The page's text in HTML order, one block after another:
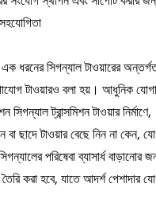
ধরনের সিগন্যাল টাওয়ারের
টাওয়ারও বলা হয়। আধুনিক
ট্রান্সমিশন টাওয়ার নির্মাণে,
বা ছাদে টাওয়ার বেছে নিন না কেন,
পরিষেবা ব্যাসার্ধ বাড়ানোর
করা হবে, যাতে আদর্শ পেশাদার